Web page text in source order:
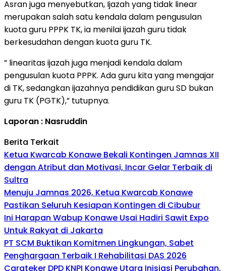
Asran juga menyebutkan, Ijazah yang tidak linear
merupakan salah satu kendala dalam pengusulan
kuota guru PPPK TK, ia menilai ijazah guru tidak
berkesudahan dengan kuota guru TK.
” linearitas ijazah juga menjadi kendala dalam
pengusulan kuota PPPK. Ada guru kita yang mengajar
di TK, sedangkan ijazahnya pendidikan guru SD bukan
guru TK (PGTK),” tutupnya.
Laporan : Nasruddin
Berita Terkait
Ketua Kwarcab Konawe Bekali Kontingen Jamnas XII
dengan Atribut dan Motivasi, Incar Gelar Terbaik di
Sultra
Menuju Jamnas 2026, Ketua Kwarcab Konawe
Pastikan Seluruh Kesiapan Kontingen di Cibubur
Ini Harapan Wabup Konawe Usai Hadiri Sawit Expo
Untuk Rakyat di Jakarta
PT SCM Buktikan Komitmen Lingkungan, Sabet
Penghargaan Terbaik I Rehabilitasi DAS 2026
Carateker DPD KNPI Konawe Utara Inisiasi Perubahan,